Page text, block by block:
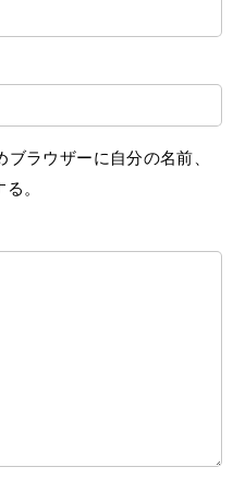
ラウザーに自分の名前、
。